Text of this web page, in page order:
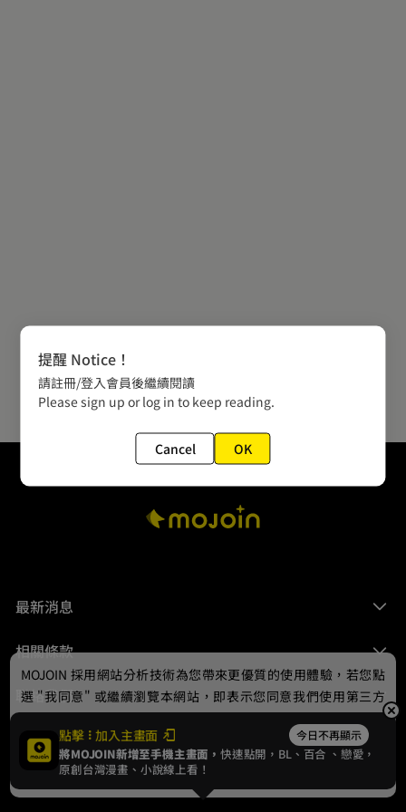
最新消息
相關條款
聯絡我們
© 2024 gamania Digital Entertainment Co., Ltd.
點擊 加入主畫面 今日不再顯示
將MOJOIN新增至手機主畫面，快速點開，BL、 百合 、戀愛，
原創台灣漫畫、小說線上看！
MOJOIN 採用網站分析技術為您帶來更優質的使用體驗，若您點
選 "我同意" 或繼續瀏覽本網站，即表示您同意我們使用第三方
Cookie，欲瞭解更多資訊請見隱私權政策。
我同意
提醒 Notice！
請註冊/登入會員後繼續閱讀
Please sign up or log in to keep reading.
Cancel OK